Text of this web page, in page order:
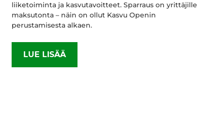
liiketoiminta ja kasvutavoitteet. Sparraus on yrittäjille
maksutonta – näin on ollut Kasvu Openin
perustamisesta alkaen.
LUE LISÄÄ